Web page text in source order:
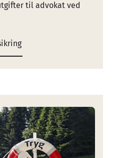
til advokat ved